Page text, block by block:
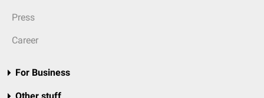
Press
Career
For Business